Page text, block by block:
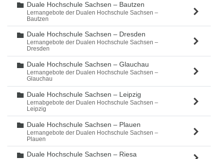
Ordner
Duale Hochschule Sachsen – Bautzen
Lernangebote der Dualen Hochschule Sachsen –
Bautzen
Ordner
Duale Hochschule Sachsen – Dresden
Lernangebote der Dualen Hochschule Sachsen –
Dresden
Ordner
Duale Hochschule Sachsen – Glauchau
Lernangebote der Dualen Hochschule Sachsen –
Glauchau
Ordner
Duale Hochschule Sachsen – Leipzig
Lernabgebote der Dualen Hochschule Sachsen –
Leipzig
Ordner
Duale Hochschule Sachsen – Plauen
Lernangebote der Dualen Hochschule Sachsen –
Plauen
Ordner
Duale Hochschule Sachsen – Riesa